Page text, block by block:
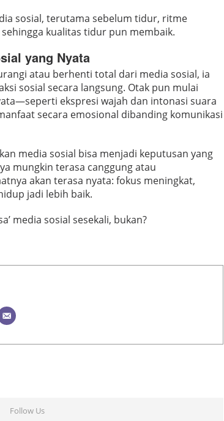
sosial, terutama sebelum tidur, ritme
kualitas tidur pun membaik.
yang Nyata
atau berhenti total dari media sosial, ia
sosial secara langsung. Otak pun mulai
ekspresi wajah dan intonasi suara
secara emosional dibanding komunikasi
media sosial bisa menjadi keputusan yang
mungkin terasa canggung atau
akan terasa nyata: fokus meningkat,
jadi lebih baik.
media sosial sesekali, bukan?
Follow Us